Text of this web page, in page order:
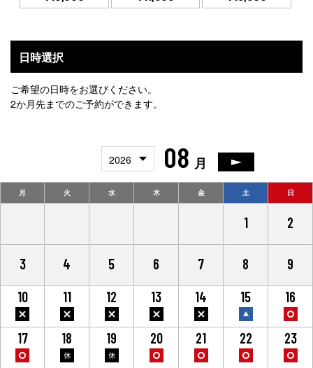
日時選択
ご希望の日時をお選びください。
2か月先までのご予約ができます。
2026 08 月
月 火 水 木 金 土 日
1 2
3 4 5 6 7 8
9
10
11 12 13 14 15 16
17 18 19 20 21 22 23